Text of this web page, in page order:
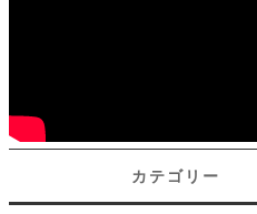
カテゴリー